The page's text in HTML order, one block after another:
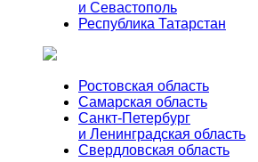
и Севастополь
Республика Татарстан
Ростовская область
Самарская область
Санкт-Петербург
и Ленинградская область
Свердловская область